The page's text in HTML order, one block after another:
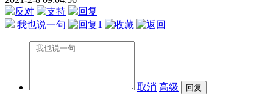
我也说一句 1
取消 高级